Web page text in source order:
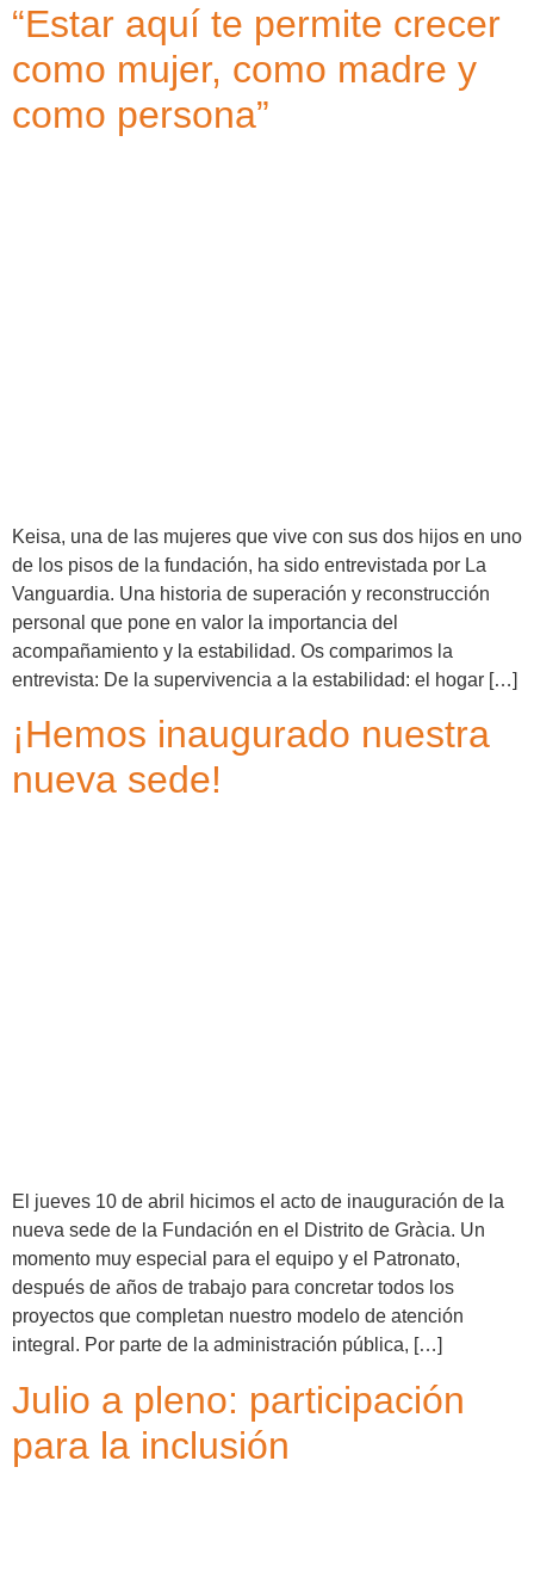
“Estar aquí te permite crecer
como mujer, como madre y
como persona”
Keisa, una de las mujeres que vive con sus dos hijos en uno
de los pisos de la fundación, ha sido entrevistada por La
Vanguardia. Una historia de superación y reconstrucción
personal que pone en valor la importancia del
acompañamiento y la estabilidad. Os comparimos la
entrevista: De la supervivencia a la estabilidad: el hogar […]
¡Hemos inaugurado nuestra
nueva sede!
El jueves 10 de abril hicimos el acto de inauguración de la
nueva sede de la Fundación en el Distrito de Gràcia. Un
momento muy especial para el equipo y el Patronato,
después de años de trabajo para concretar todos los
proyectos que completan nuestro modelo de atención
integral. Por parte de la administración pública, […]
Julio a pleno: participación
para la inclusión